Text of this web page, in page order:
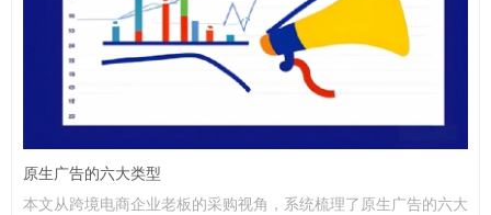
原生广告的六大类型
本文从跨境电商企业老板的采购视角，系统梳理了原生广告的六大